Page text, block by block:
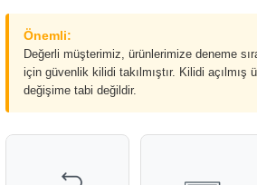
Önemli:
Değerli müşterimiz, ürünlerimize deneme
için güvenlik kilidi takılmıştır. Kilidi açılmış
değişime tabi değildir.